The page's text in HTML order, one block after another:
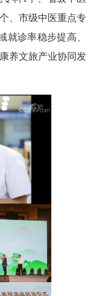
、市级中医重点专
就诊率稳步提高、
养文旅产业协同发